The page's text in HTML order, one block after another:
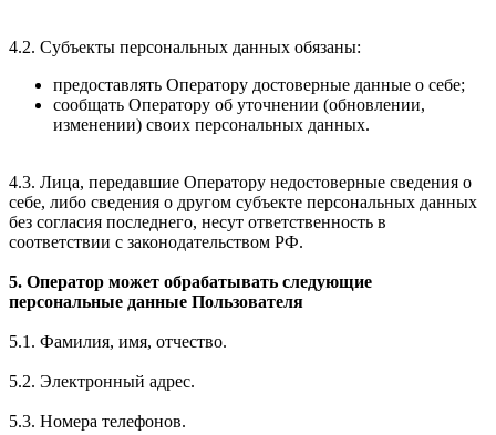
4.2. Субъекты персональных данных обязаны:
предоставлять Оператору достоверные данные о себе;
сообщать Оператору об уточнении (обновлении,
изменении) своих персональных данных.
4.3. Лица, передавшие Оператору недостоверные сведения о
себе, либо сведения о другом субъекте персональных данных
без согласия последнего, несут ответственность в
соответствии с законодательством РФ.
5. Оператор может обрабатывать следующие
персональные данные Пользователя
5.1. Фамилия, имя, отчество.
5.2. Электронный адрес.
5.3. Номера телефонов.